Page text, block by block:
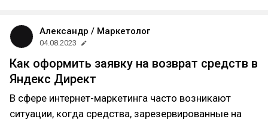
Александр / Маркетолог
04.08.2023
Как оформить заявку на возврат средств в
Яндекс Директ
В сфере интернет-маркетинга часто возникают
ситуации, когда средства, зарезервированные на